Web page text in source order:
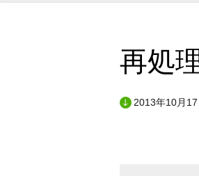
再処
2013年10月